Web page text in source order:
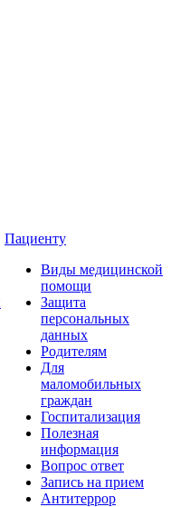
Пациенту
Виды медицинской
помощи
Защита
персональных
данных
Родителям
Для
маломобильных
граждан
Госпитализация
Полезная
информация
Вопрос ответ
Запись на прием
Антитеррор